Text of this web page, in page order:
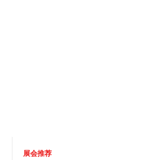
展会推荐